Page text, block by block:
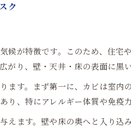
ク
候が特徴です。このため、住
がり、壁・天井・床の表面に黒
ます。まず第一に、カビは室
、特にアレルギー体質や免疫
えます。壁や床の奥へと入り